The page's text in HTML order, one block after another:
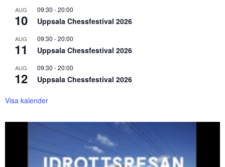
AUG
10
09:30 -20:00
Uppsala Chessfestival 2026
AUG
11
09:30 -20:00
Uppsala Chessfestival 2026
AUG
12
09:30 -20:00
Uppsala Chessfestival 2026
Visa kalender